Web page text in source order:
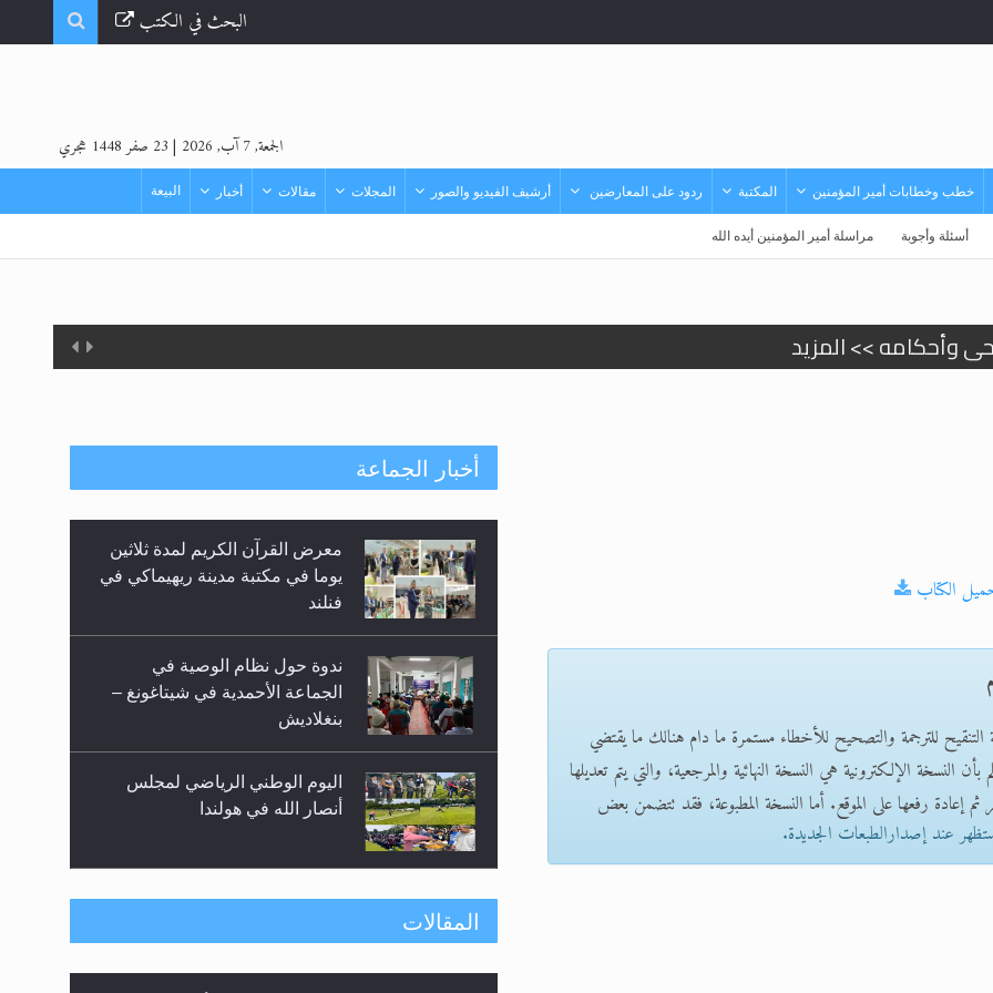
البحث في الكتب
الجمعة, 7 آب, 2026 | 23 صفر 1448 هجري
خطب وخطابات أمير المؤمنين المكتبة ردود على المعارضين أرشيف الفيديو والصور المجلات مقالات أخبار البيعة
أسئلة وأجوبة مراسلة أمير المؤمنين أيده الله
وأحكامه >> المزيد
حضرة امير المؤمنين أيده الله والمكتب العربي >> المزيد
يطرس وأعداء الإسلام اضغط هنا >> المزيد
والمعراج >> المزيد
النبيين صلى الله عليه وسلم >> المزيد
الكتاب
للترجمة والتصحيح للأخطاء مستمرة ما دام هنالك ما يقتضي
النسخة الإلكترونية هي النسخة النهائية والمرجعية، والتي يتم تعديلها
ثم إعادة رفعها على الموقع. أما النسخة المطبوعة، فقد تتضمن بعض
عند إصدارالطبعات الجديدة.
أخبار الجماعة
معرض القرآن الكريم لمدة ثلاثين
يوما في مكتبة مدينة ريهيماكي في
فنلند
ندوة حول نظام الوصية في
الجماعة الأحمدية في شيتاغونغ –
بنغلاديش
اليوم الوطني الرياضي لمجلس
أنصار الله في هولندا
إتمام حفظ القرآن الكريم لثلاثة
المقالات